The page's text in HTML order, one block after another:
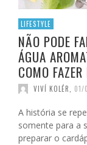
LIFESTYLE
NÃO PODE
ÁGUA
COMO
VIVÍ KOLÉR 01/
A história se
somente para a
preparar o